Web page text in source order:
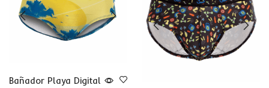
Bañador Playa Digital